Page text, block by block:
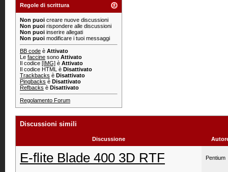
Regole di scrittura
Non puoi creare nuove discussioni
Non puoi rispondere alle discussioni
Non puoi inserire allegati
Non puoi modificare i tuoi messaggi
BB code è Attivato
Le faccine sono Attivato
Il codice [IMG] è Attivato
Il codice HTML è Disattivato
Trackbacks è Disattivato
Pingbacks è Disattivato
Refbacks è Disattivato
Regolamento Forum
Discussioni simili
Discussione
E-flite Blade 400 3D RTF Pentium